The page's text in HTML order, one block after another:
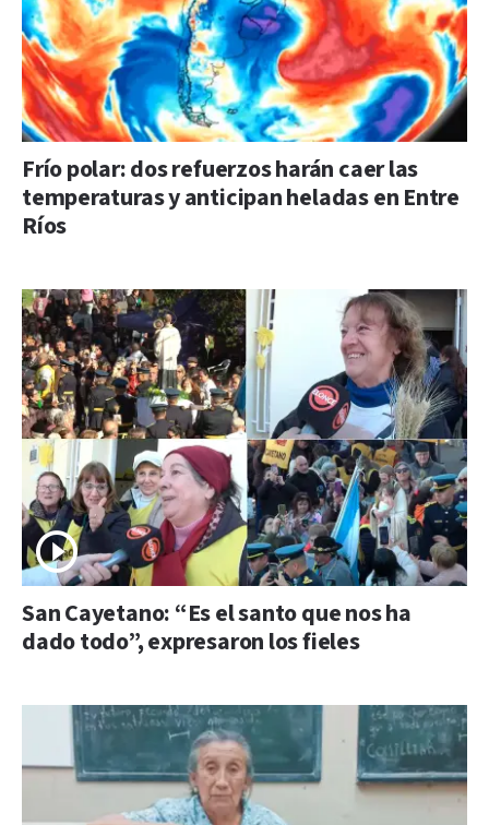
Frío polar: dos refuerzos harán caer las
temperaturas y anticipan heladas en Entre
Ríos
San Cayetano: “Es el santo que nos ha
dado todo”, expresaron los fieles